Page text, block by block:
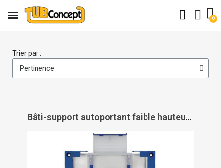
Trier par :
Bâti-support autoportant faible hauteur 82 cm Duofix Omega 12 - GEBERIT